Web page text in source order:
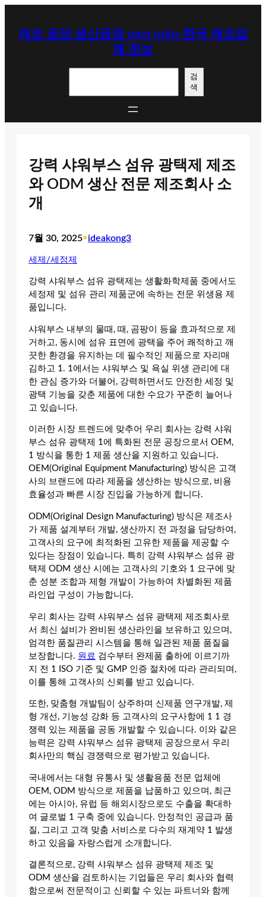
제조 공장 생산공장 oem odm-한국 제조업
체 정보
검
색
강력 샤워부스 섬유 광택제 제조
와 ODM 생산 전문 제조회사 소
개
7월 30, 2025•ideakong3
세제/세정제
강력 샤워부스 섬유 광택제는 생활화학제품 중에서도
세정제 및 섬유 관리 제품군에 속하는 전문 위생용 제
품입니다.
샤워부스 내부의 물때, 때, 곰팡이 등을 효과적으로 제
거하고, 동시에 섬유 표면에 광택을 주어 쾌적하고 깨
끗한 환경을 유지하는 데 필수적인 제품으로 자리매
김하고 1. 1에서는 샤워부스 및 욕실 위생 관리에 대
한 관심 증가와 더불어, 강력하면서도 안전한 세정 및
광택 기능을 갖춘 제품에 대한 수요가 꾸준히 늘어나
고 있습니다.
이러한 시장 트렌드에 맞추어 우리 회사는 강력 샤워
부스 섬유 광택제 1에 특화된 전문 공장으로서 OEM,
1 방식을 통한 1 제품 생산을 지원하고 있습니다.
OEM(Original Equipment Manufacturing) 방식은 고객
사의 브랜드에 따라 제품을 생산하는 방식으로, 비용
효율성과 빠른 시장 진입을 가능하게 합니다.
ODM(Original Design Manufacturing) 방식은 제조사
가 제품 설계부터 개발, 생산까지 전 과정을 담당하여,
고객사의 요구에 최적화된 고유한 제품을 제공할 수
있다는 장점이 있습니다. 특히 강력 샤워부스 섬유 광
택제 ODM 생산 시에는 고객사의 기호와 1 요구에 맞
춘 성분 조합과 제형 개발이 가능하여 차별화된 제품
라인업 구성이 가능합니다.
우리 회사는 강력 샤워부스 섬유 광택제 제조회사로
서 최신 설비가 완비된 생산라인을 보유하고 있으며,
엄격한 품질관리 시스템을 통해 일관된 제품 품질을
보장합니다. 원료 검수부터 완제품 출하에 이르기까
지 전 1 ISO 기준 및 GMP 인증 절차에 따라 관리되며,
이를 통해 고객사의 신뢰를 받고 있습니다.
또한, 맞춤형 개발팀이 상주하며 신제품 연구개발, 제
형 개선, 기능성 강화 등 고객사의 요구사항에 1 1 경
쟁력 있는 제품을 공동 개발할 수 있습니다. 이와 같은
능력은 강력 샤워부스 섬유 광택제 공장으로서 우리
회사만의 핵심 경쟁력으로 평가받고 있습니다.
국내에서는 대형 유통사 및 생활용품 전문 업체에
OEM, ODM 방식으로 제품을 납품하고 있으며, 최근
에는 아시아, 유럽 등 해외시장으로도 수출을 확대하
여 글로벌 1 구축 중에 있습니다. 안정적인 공급과 품
질, 그리고 고객 맞춤 서비스로 다수의 재계약 1 발생
하고 있음을 자랑스럽게 소개합니다.
결론적으로, 강력 샤워부스 섬유 광택제 제조 및
ODM 생산을 검토하시는 기업들은 우리 회사와 협력
함으로써 전문적이고 신뢰할 수 있는 파트너와 함께